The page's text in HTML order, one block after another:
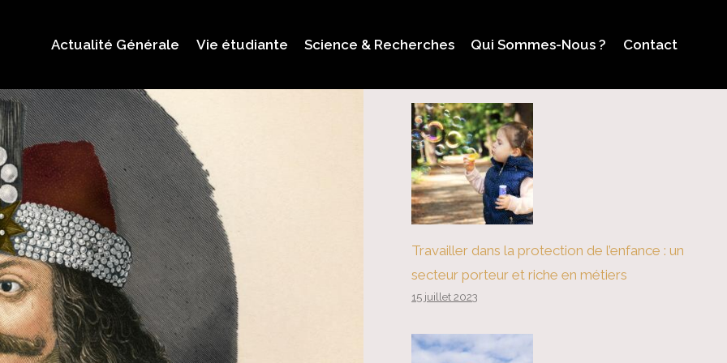
Actualité Générale Vie étudiante Science & Recherches Qui Sommes-Nous ? Contact
Travailler dans la protection de l’enfance : un
secteur porteur et riche en métiers
15 juillet 2023